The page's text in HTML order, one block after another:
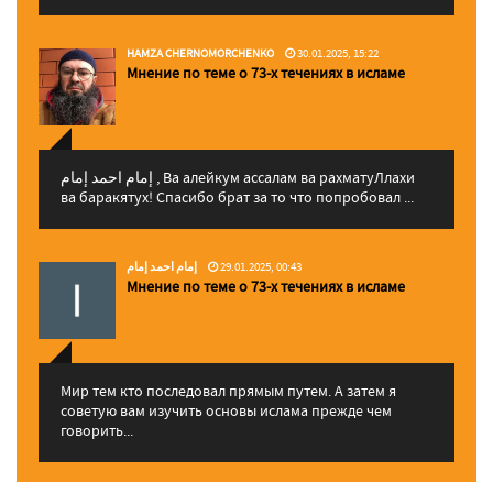
HAMZA CHERNOMORCHENKO 30.01.2025, 15:22
Мнение по теме о 73-х течениях в исламе
إمام احمد إمام , Ва алейкум ассалам ва рахматуЛлахи
ва баракятух! Спасибо брат за то что попробовал ...
إمام احمد إمام 29.01.2025, 00:43
Мнение по теме о 73-х течениях в исламе
Мир тем кто последовал прямым путем. А затем я
советую вам изучить основы ислама прежде чем
говорить...